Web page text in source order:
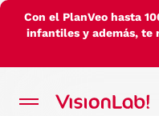
Con el PlanVeo hasta
infantiles y además, te